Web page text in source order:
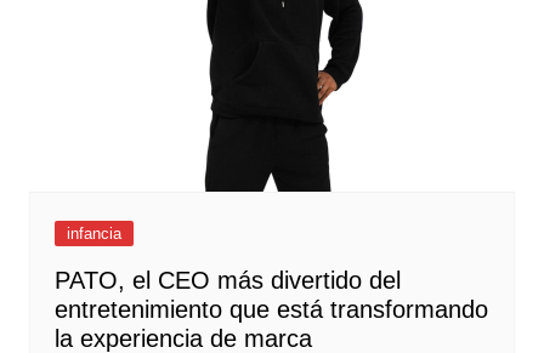
infancia
PATO, el CEO más divertido del
entretenimiento que está transformando
la experiencia de marca